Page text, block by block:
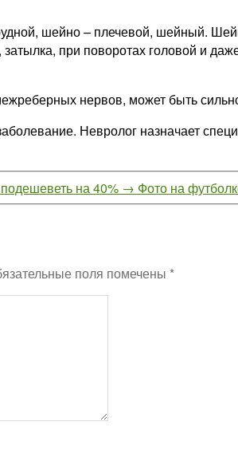
шейно – плечевой, шейный.
затылка, при поворотах головой и
нервов, может быть
Невролог назначает
на 40% → Фото на
поля помечены *